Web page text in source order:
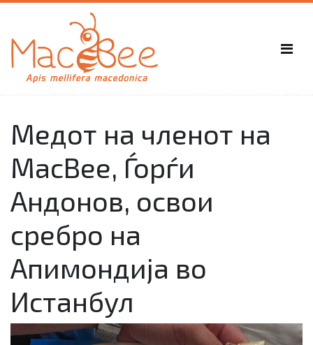
Медот на членот на
MacBee, Ѓорѓи
Андонов, освои
сребро на
Апимондија во
Истанбул